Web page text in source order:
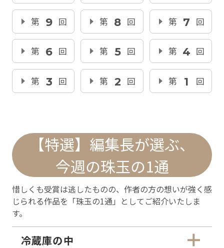
第 9 回 第 8 回 第 7 回
第 6 回 第 5 回 第 4 回
第 3 回 第 2 回 第 1 回
【特選】編集長が選ぶ、
今週の珠玉の1通
惜しくも受賞は逃したものの、作者の方の想いが強く感
じられる作品を「珠玉の1通」としてご紹介いたしま
す。
冷蔵庫の中